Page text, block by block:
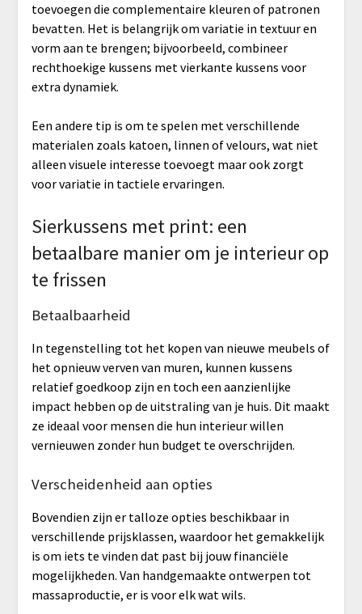
toevoegen die complementaire kleuren of patronen
bevatten. Het is belangrijk om variatie in textuur en
vorm aan te brengen; bijvoorbeeld, combineer
rechthoekige kussens met vierkante kussens voor
extra dynamiek.
Een andere tip is om te spelen met verschillende
materialen zoals katoen, linnen of velours, wat niet
alleen visuele interesse toevoegt maar ook zorgt
voor variatie in tactiele ervaringen.
Sierkussens met print: een
betaalbare manier om je interieur op
te frissen
Betaalbaarheid
In tegenstelling tot het kopen van nieuwe meubels of
het opnieuw verven van muren, kunnen kussens
relatief goedkoop zijn en toch een aanzienlijke
impact hebben op de uitstraling van je huis. Dit maakt
ze ideaal voor mensen die hun interieur willen
vernieuwen zonder hun budget te overschrijden.
Verscheidenheid aan opties
Bovendien zijn er talloze opties beschikbaar in
verschillende prijsklassen, waardoor het gemakkelijk
is om iets te vinden dat past bij jouw financiële
mogelijkheden. Van handgemaakte ontwerpen tot
massaproductie, er is voor elk wat wils.